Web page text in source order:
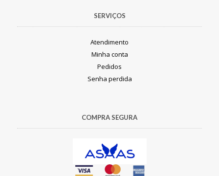
SERVIÇOS
Atendimento
Minha conta
Pedidos
Senha perdida
COMPRA SEGURA